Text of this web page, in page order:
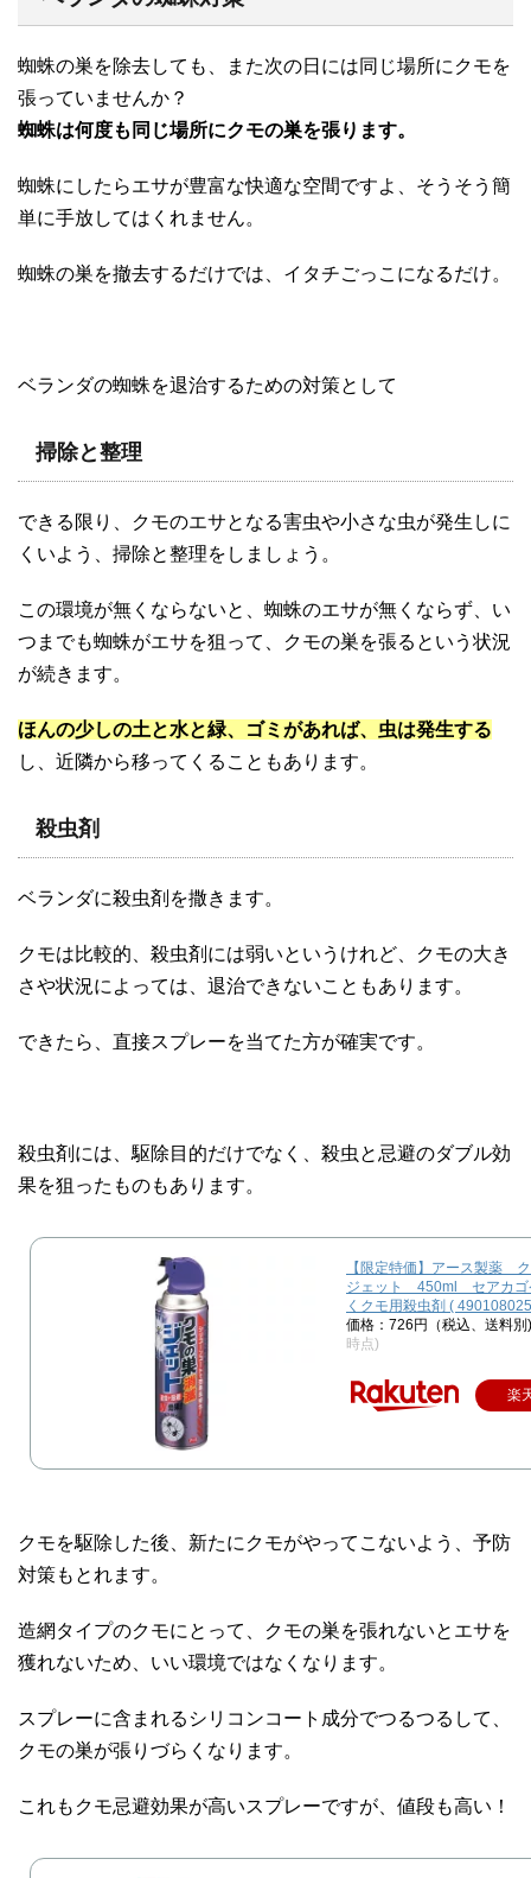
蜘蛛の巣を除去しても、また次の日には同じ場所にクモを
張っていませんか？
蜘蛛は何度も同じ場所にクモの巣を張ります。
蜘蛛にしたらエサが豊富な快適な空間ですよ、そうそう簡
単に手放してはくれません。
蜘蛛の巣を撤去するだけでは、イタチごっこになるだけ。
ベランダの蜘蛛を退治するための対策として
掃除と整理
できる限り、クモのエサとなる害虫や小さな虫が発生しに
くいよう、掃除と整理をしましょう。
この環境が無くならないと、蜘蛛のエサが無くならず、い
つまでも蜘蛛がエサを狙って、クモの巣を張るという状況
が続きます。
ほんの少しの土と水と緑、ゴミがあれば、虫は発生する
し、近隣から移ってくることもあります。
殺虫剤
ベランダに殺虫剤を撒きます。
クモは比較的、殺虫剤には弱いというけれど、クモの大き
さや状況によっては、退治できないこともあります。
できたら、直接スプレーを当てた方が確実です。
殺虫剤には、駆除目的だけでなく、殺虫と忌避のダブル効
果を狙ったものもあります。
【限定特価】アース製薬
ジェット 450ml セアカゴ
くクモ用殺虫剤 (
価格：726円（税込、送料
時点)
楽
クモを駆除した後、新たにクモがやってこないよう、予防
対策もとれます。
造網タイプのクモにとって、クモの巣を張れないとエサを
獲れないため、いい環境ではなくなります。
スプレーに含まれるシリコンコート成分でつるつるして、
クモの巣が張りづらくなります。
これもクモ忌避効果が高いスプレーですが、値段も高い！